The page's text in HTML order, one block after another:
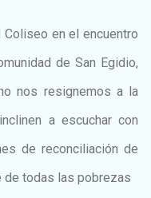
en el encuentro
de San Egidio,
nos resignemos a la
a escuchar con
de reconciliación de
de todas las pobrezas